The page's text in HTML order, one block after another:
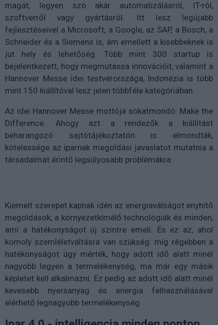
magát, legyen szó akár automatizálásról, IT-ról,
szoftverről vagy gyártásról. Itt lesz legújabb
fejlesztéseivel a Microsoft, a Google, az SAP, a Bosch, a
Schneider és a Siemens is, ám emellett a kisebbeknek is
jut hely és lehetőség. Több mint 300 startup is
bejelentkezett, hogy megmutassa innovációit, valamint a
Hannover Messe idei testvérországa, Indonézia is több
mint 150 kiállítóval lesz jelen többféle kategóriában.
Az idei Hannover Messe mottója sokatmondó: Make the
Difference. Ahogy azt a rendezők a kiállítást
beharangozó sajtótájékoztatón is elmondták,
kötelessége az iparnak megoldási javaslatot mutatnia a
társadalmat érintő legsúlyosabb problémákra.
Kiemelt szerepet kapnak idén az energiaválságot enyhítő
megoldások, a környezetkímélő technológiák és minden,
ami a hatékonyságot új szintre emeli. És ez az, ahol
komoly szemléletváltásra van szükség: míg régebben a
hatékonyságot úgy mérték, hogy adott idő alatt minél
nagyobb legyen a termelékenység, ma már egy másik
képletet kell alkalmazni. Ez pedig az adott idő alatt minél
kevesebb nyersanyag és energia felhasználásával
elérhető legnagyobb termelékenység.